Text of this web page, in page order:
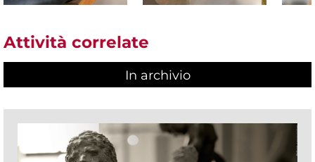
Attività correlate
In archivio